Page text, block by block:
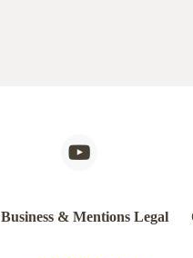
Business & Mentions Legal